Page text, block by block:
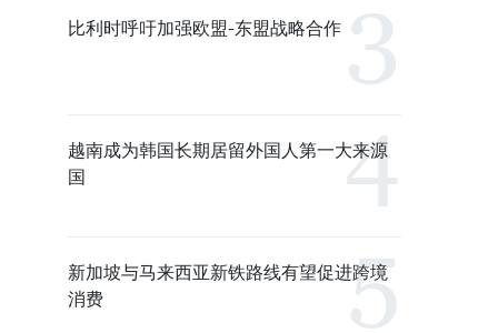
比利时呼吁加强欧盟-东盟战略合作
越南成为韩国长期居留外国人第一大来源
国
新加坡与马来西亚新铁路线有望促进跨境
消费